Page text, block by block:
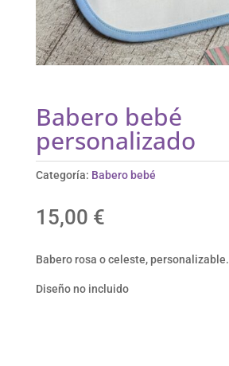
Babero bebé
personalizado
Categoría: Babero bebé
15,00 €
Babero rosa o celeste, personalizable.
Diseño no incluido